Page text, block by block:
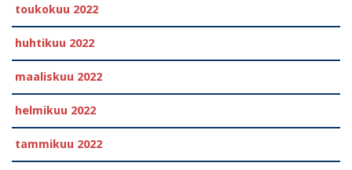
toukokuu 2022
huhtikuu 2022
maaliskuu 2022
helmikuu 2022
tammikuu 2022